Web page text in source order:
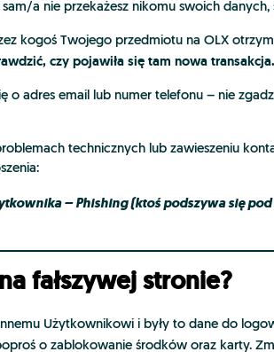
a nie przekażesz nikomu swoich danych,
kogoś Twojego przedmiotu na OLX
czy pojawiła się tam nowa transakcja.
o adres email lub numer telefonu – nie
technicznych lub zawieszeniu
– Phishing (ktoś podszywa się
fałszywej stronie?
Użytkownikowi i były to dane do
o zablokowanie środków oraz karty.